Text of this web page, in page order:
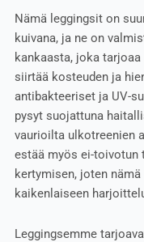
Nämä leggingsit on
kuivana, ja ne on
kankaasta, joka
siirtää kosteuden ja
antibakteeriset ja UV-
pysyt suojattuna
vaurioilta ulkotreenien
estää myös ei-toivotun
kertymisen, joten
kaikenlaiseen
Leggingsemme